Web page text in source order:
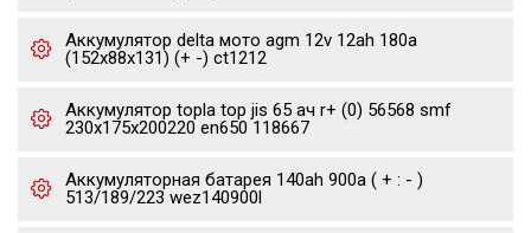
Аккумулятор delta мото agm 12v 12ah 180a
(152x88x131) (+ -) ct1212
Аккумулятор topla top jis 65 ач r+ (0) 56568 smf
230x175x200220 en650 118667
Аккумуляторная батарея 140ah 900a ( + : - )
513/189/223 wez140900l